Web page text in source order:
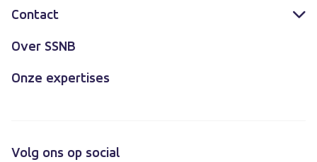
Contact
Over SSNB
Onze expertises
Volg ons op social